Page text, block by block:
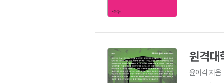
원격대
윤여각 지음